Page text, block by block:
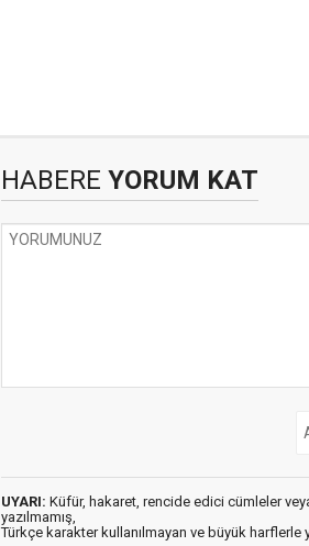
HABERE YORUM KAT
UYARI: Küfür, hakaret, rencide edici cümleler
yazılmamış,
Türkçe karakter kullanılmayan ve büyük harflerle